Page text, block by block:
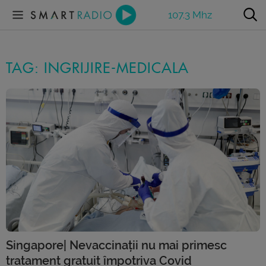
107.3 Mhz
TAG: INGRIJIRE-MEDICALA
Singapore| Nevaccinații nu mai primesc
tratament gratuit împotriva Covid